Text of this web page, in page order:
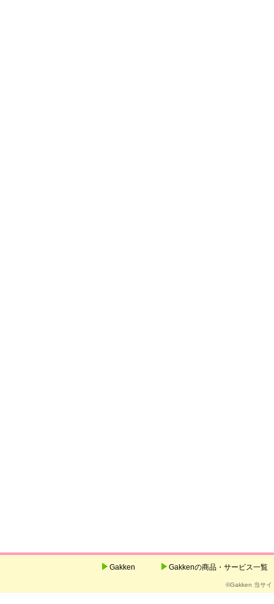
Gakken Gakkenの商品・サービス一覧
©Gakken 当サイ